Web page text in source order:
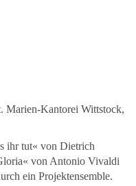
Marien-Kantorei Wittstock,
ihr tut« von Dietrich
von Antonio Vivaldi
ein Projektensemble.